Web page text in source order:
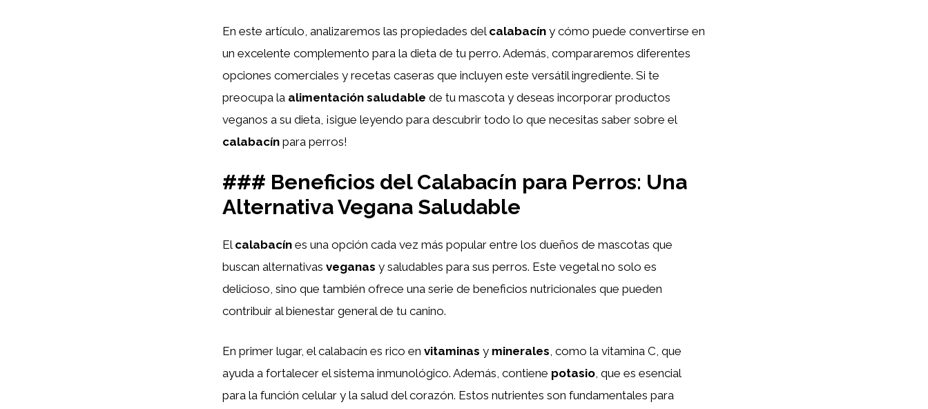
En este artículo, analizaremos las propiedades del calabacín y cómo puede convertirse en
un excelente complemento para la dieta de tu perro. Además, compararemos diferentes
opciones comerciales y recetas caseras que incluyen este versátil ingrediente. Si te
preocupa la alimentación saludable de tu mascota y deseas incorporar productos
veganos a su dieta, ¡sigue leyendo para descubrir todo lo que necesitas saber sobre el
calabacín para perros!
### Beneficios del Calabacín para Perros: Una
Alternativa Vegana Saludable
El calabacín es una opción cada vez más popular entre los dueños de mascotas que
buscan alternativas veganas y saludables para sus perros. Este vegetal no solo es
delicioso, sino que también ofrece una serie de beneficios nutricionales que pueden
contribuir al bienestar general de tu canino.
En primer lugar, el calabacín es rico en vitaminas y minerales , como la vitamina C, que
ayuda a fortalecer el sistema inmunológico. Además, contiene potasio , que es esencial
para la función celular y la salud del corazón. Estos nutrientes son fundamentales para